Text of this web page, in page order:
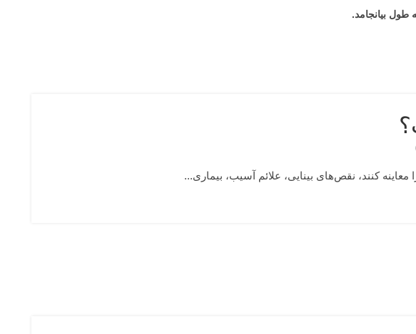
کنند، نقص‌های بینایی، علائم آسیب، بیماری‌...